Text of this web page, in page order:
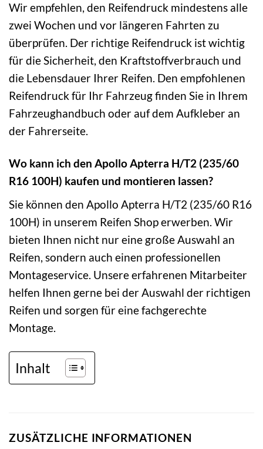
Wir empfehlen, den Reifendruck mindestens alle
zwei Wochen und vor längeren Fahrten zu
überprüfen. Der richtige Reifendruck ist wichtig
für die Sicherheit, den Kraftstoffverbrauch und
die Lebensdauer Ihrer Reifen. Den empfohlenen
Reifendruck für Ihr Fahrzeug finden Sie in Ihrem
Fahrzeughandbuch oder auf dem Aufkleber an
der Fahrerseite.
Wo kann ich den Apollo Apterra H/T2 (235/60
R16 100H) kaufen und montieren lassen?
Sie können den Apollo Apterra H/T2 (235/60 R16
100H) in unserem Reifen Shop erwerben. Wir
bieten Ihnen nicht nur eine große Auswahl an
Reifen, sondern auch einen professionellen
Montageservice. Unsere erfahrenen Mitarbeiter
helfen Ihnen gerne bei der Auswahl der richtigen
Reifen und sorgen für eine fachgerechte
Montage.
Inhalt
ZUSÄTZLICHE INFORMATIONEN